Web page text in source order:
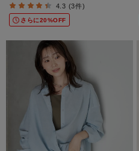
4.3 (3件)
さらに20%OFF